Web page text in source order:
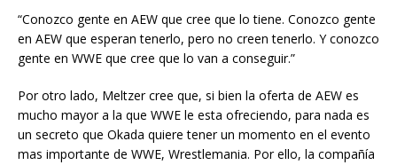
“Conozco gente en AEW que cree que lo tiene. Conozco gente
en AEW que esperan tenerlo, pero no creen tenerlo. Y conozco
gente en WWE que cree que lo van a conseguir.”
Por otro lado, Meltzer cree que, si bien la oferta de AEW es
mucho mayor a la que WWE le esta ofreciendo, para nada es
un secreto que Okada quiere tener un momento en el evento
mas importante de WWE, Wrestlemania. Por ello, la compañía